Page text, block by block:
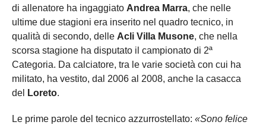
di allenatore ha ingaggiato Andrea Marra, che nelle
ultime due stagioni era inserito nel quadro tecnico, in
qualità di secondo, delle Acli Villa Musone, che nella
scorsa stagione ha disputato il campionato di 2ª
Categoria. Da calciatore, tra le varie società con cui ha
militato, ha vestito, dal 2006 al 2008, anche la casacca
del
Loreto.
Le prime parole del tecnico azzurrostellato: «Sono felice